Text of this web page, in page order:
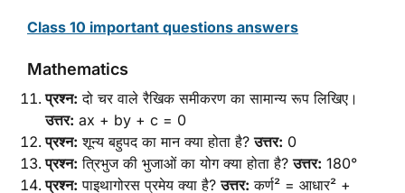
Class 10 important questions answers
Mathematics
प्रश्न: दो चर वाले रैखिक समीकरण का सामान्य रूप लिखिए।
उत्तर: ax + by + c = 0
प्रश्न: शून्य बहुपद का मान क्या होता है?उत्तर: 0
प्रश्न: त्रिभुज की भुजाओं का योग क्या होता है?उत्तर: 180°
प्रश्न: पाइथागोरस प्रमेय क्या है?उत्तर: कर्ण² = आधार² +